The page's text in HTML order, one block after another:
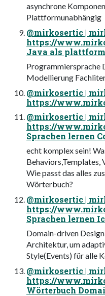
asynchrone
Plattformunabhängig
@mirkosertic |
https://
Java als
Programmiersprache
Modellierung
@mirkosertic |
https://
@mirkosertic |
https://
Sprachen lernen
echt komplex sein!
Behaviors,Templates,
Wie passt das alles
Wörterbuch?
@mirkosertic |
https://
Sprachen lernen
Domain-driven
Architektur, um
Style(Events) für alle
@mirkosertic |
https://
Wörterbuch